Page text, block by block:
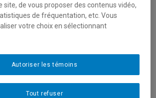
/ inutiles / concrètes / d'écoute
de l'ÉAVM et qui travaillent le son ou la
(maîtrise), Christophe Lengelé (post-
(duo de Simon-Luc et Giuseppe,
site, de vous proposer des contenus vidéo,
de fréquentation, etc. Vous
votre choix en sélectionnant
Tout refuser
Autoriser les témoins